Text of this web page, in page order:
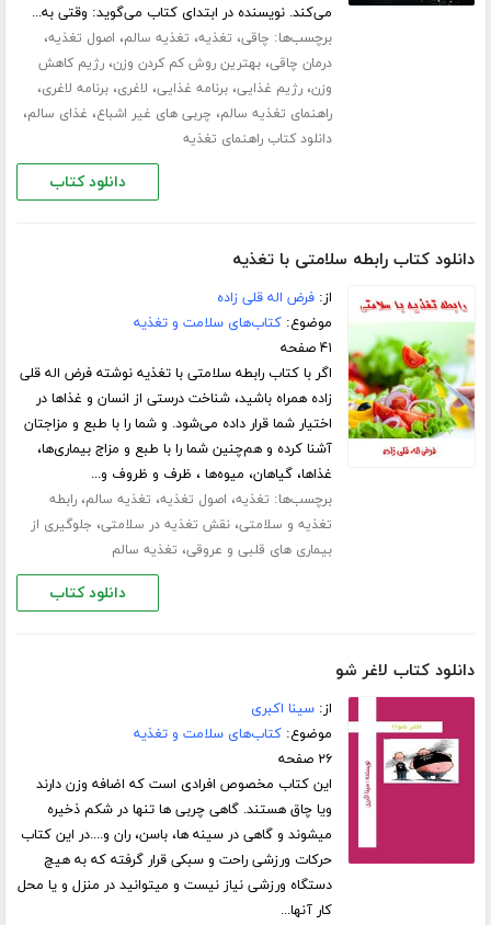
می‌کند. نویسنده در ابتدای کتاب می‌گوید: وقتی به...
برچسب‌ها: چاقی، تغذیه، تغذیه سالم، اصول تغذیه،
درمان چاقی،بهترین روش کم کردن وزن،رژیم کاهش
وزن،رژیم غذایی،برنامه غذایی، لاغری،برنامه لاغری،
راهنمای تغذیه سالم، چربی های غیر اشباع، غذای سالم،
دانلود کتاب راهنمای تغذیه
دانلود کتاب
دانلود کتاب رابطه سلامتی با تغذیه
از:فرض اله قلی زاده
موضوع:کتاب‌های سلامت و تغذیه
۴۱ صفحه
اگر با کتاب رابطه سلامتی با تغذیه نوشته فرض اله قلی
زاده همراه باشید، شناخت درستی از انسان و غذاها در
اختیار شما قرار داده می‌شود. و شما را با طبع و مزاجتان
آشنا کرده و هم‌چنین شما را با طبع و مزاج بیماری‌ها،
غذاها، گیاهان، میوه‌ها ، ظرف و ظروف و...
برچسب‌ها: تغذیه، اصول تغذیه، تغذیه سالم،رابطه
تغذیه و سلامتی،نقش تغذیه در سلامتی، جلوگیری از
بیماری های قلبی و عروقی، تغذیه سالم
دانلود کتاب
دانلود کتاب لاغر شو
از:سینا اکبری
موضوع:کتاب‌های سلامت و تغذیه
۲۶ صفحه
این کتاب مخصوص افرادی است که اضافه وزن دارند
ویا چاق هستند. گاهی چربی ها تنها در شکم ذخیره
میشوند و گاهی در سینه ها، باسن، ران و....در این کتاب
حرکات ورزشی راحت و سبکی قرار گرفته که به هیچ
دستگاه ورزشی نیاز نیست و میتوانید در منزل و یا محل
کار آنها...